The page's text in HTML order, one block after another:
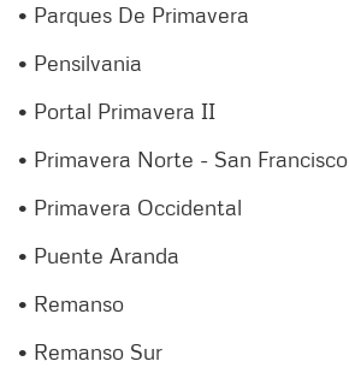
• Parques De Primavera
• Pensilvania
• Portal Primavera II
• Primavera Norte - San Francisco
• Primavera Occidental
• Puente Aranda
• Remanso
• Remanso Sur